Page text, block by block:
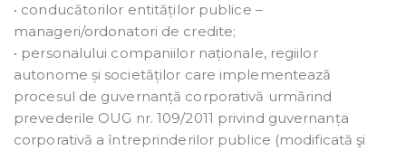
• conducătorilor entităților publice –
manageri/ordonatori de credite;
• personalului companiilor naționale, regiilor
autonome și societăților care implementează
procesul de guvernanță corporativă urmărind
prevederile OUG nr. 109/2011 privind guvernanța
corporativă a întreprinderilor publice (modificată şi